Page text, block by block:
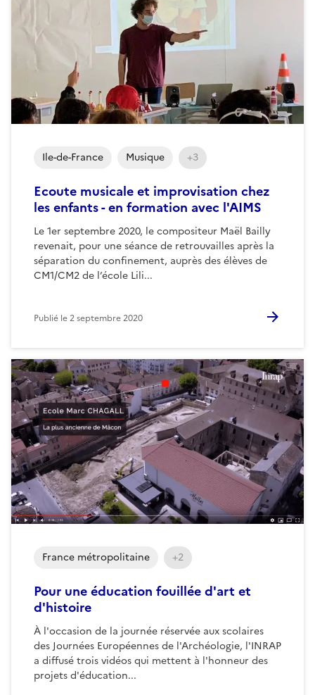
Ecoute musicale et improvisation chez
les enfants - en formation avec l'AIMS
Le 1er septembre 2020, le compositeur Maël Bailly
revenait, pour une séance de retrouvailles après la
séparation du confinement, auprès des élèves de
CM1/CM2 de l’école Lili...
Ile-de-France Musique +3
Publié le2 septembre 2020
Pour une éducation fouillée d'art et
d'histoire
À l'occasion de la journée réservée aux scolaires
des Journées Européennes de l'Archéologie, l'INRAP
a diffusé trois vidéos qui mettent à l'honneur des
projets d'éducation...
France métropolitaine +2